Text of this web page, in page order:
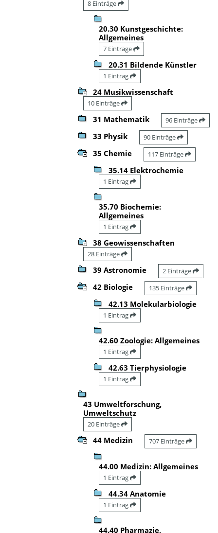
8 Einträge
20.30 Kunstgeschichte:
Allgemeines
7 Einträge
20.31 Bildende Künstler
1 Eintrag
24 Musikwissenschaft
10 Einträge
31 Mathematik 96 Einträge
33 Physik 90 Einträge
35 Chemie 117 Einträge
35.14 Elektrochemie
1 Eintrag
35.70 Biochemie:
Allgemeines
1 Eintrag
38 Geowissenschaften
28 Einträge
39 Astronomie 2 Einträge
42 Biologie 135 Einträge
42.13 Molekularbiologie
1 Eintrag
42.60 Zoologie: Allgemeines
1 Eintrag
42.63 Tierphysiologie
1 Eintrag
43 Umweltforschung,
Umweltschutz
20 Einträge
44 Medizin 707 Einträge
44.00 Medizin: Allgemeines
1 Eintrag
44.34 Anatomie
1 Eintrag
44.40 Pharmazie,